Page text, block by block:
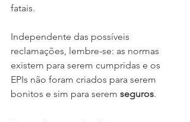
fatais.
Independente das possíveis
reclamações, lembre-se: as normas
existem para serem cumpridas e os
EPIs não foram criados para serem
bonitos e sim para serem seguros.